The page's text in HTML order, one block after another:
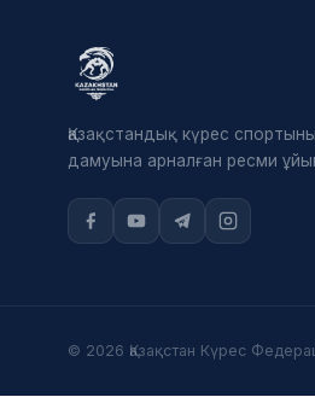
Қазақстандық күрес
дамуына арналған ресми
© 2026 Қазақстан Күрес